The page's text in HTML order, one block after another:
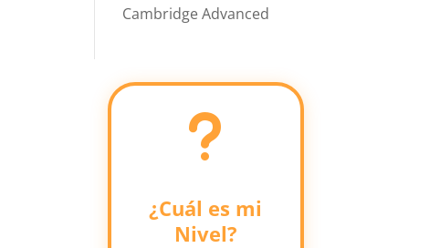
Cambridge Advanced
u
¿Cuál es mi
Nivel?